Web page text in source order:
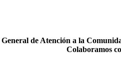
de Atención a la
Colaboramos